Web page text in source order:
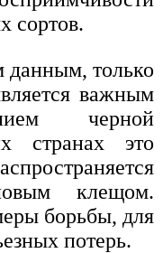
сортов.
данным, только
важным
черной
странах это
клещом.
борьбы, для
потерь.